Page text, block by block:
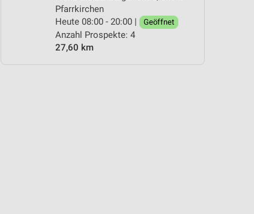
Pfarrkirchen
Heute 08:00 - 20:00 |
Geöffnet
Anzahl Prospekte: 4
27,60 km